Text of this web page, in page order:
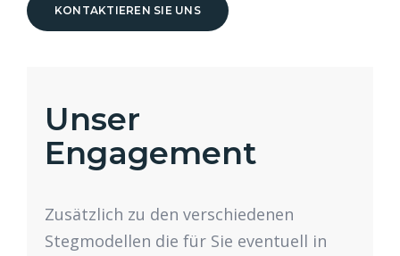
KONTAKTIEREN SIE UNS
Unser
Engagement
Zusätzlich zu den verschiedenen
Stegmodellen die für Sie eventuell in